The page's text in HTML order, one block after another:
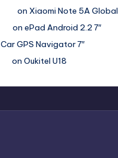
on Xiaomi Note 5A Global
on ePad Android 2.2 7″
Car GPS Navigator 7″
on Oukitel U18